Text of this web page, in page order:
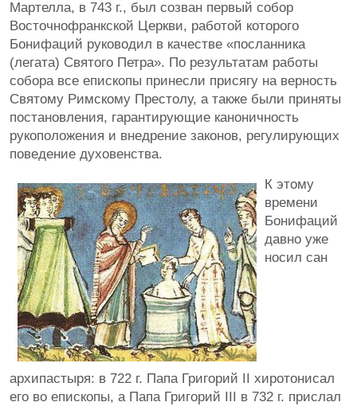
Мартелла, в 743 г., был созван первый собор
Восточнофранкской Церкви, работой которого
Бонифаций руководил в качестве «посланника
(легата) Святого Петра». По результатам работы
собора все епископы принесли присягу на верность
Святому Римскому Престолу, а также были приняты
постановления, гарантирующие каноничность
рукоположения и внедрение законов, регулирующих
поведение духовенства.
К этому
времени
Бонифаций
давно уже
носил сан
архипастыря: в 722 г. Папа Григорий II хиротонисал
его во епископы, а Папа Григорий III в 732 г. прислал